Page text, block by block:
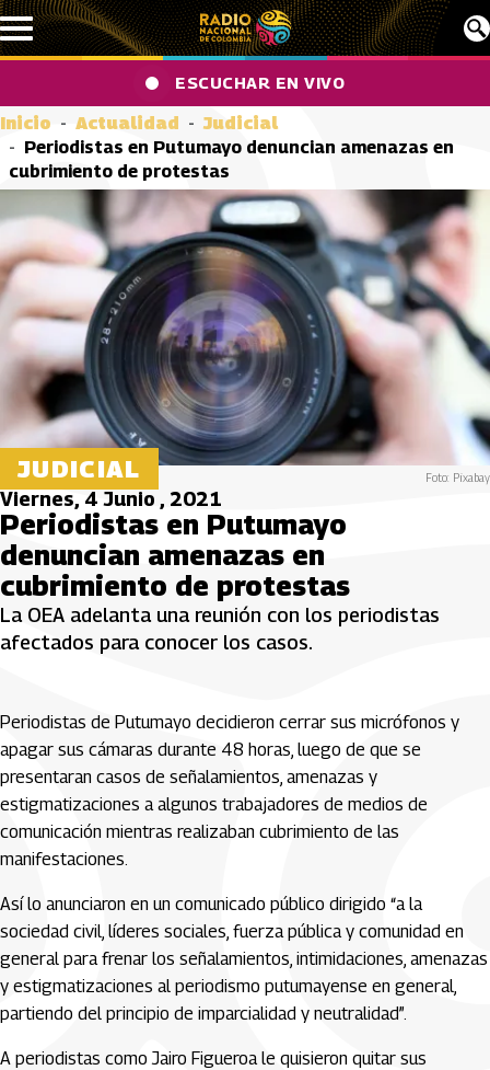
Pasar al contenido principal
ESCUCHAR EN VIVO
Inicio Actualidad
Judicial
Periodistas en Putumayo denuncian amenazas en
cubrimiento de protestas
JUDICIAL Foto: Pixabay
Viernes, 4 Junio , 2021
Periodistas en Putumayo
denuncian amenazas en
cubrimiento de protestas
La OEA adelanta una reunión con los periodistas
afectados para conocer los casos.
Periodistas de Putumayo decidieron cerrar sus micrófonos y
apagar sus cámaras durante 48 horas, luego de que se
presentaran casos de señalamientos, amenazas y
estigmatizaciones a algunos trabajadores de medios de
comunicación mientras realizaban cubrimiento de las
manifestaciones.
Así lo anunciaron en un comunicado público dirigido “a la
sociedad civil, líderes sociales, fuerza pública y comunidad en
general para frenar los señalamientos, intimidaciones, amenazas
y estigmatizaciones al periodismo putumayense en general,
partiendo del principio de imparcialidad y neutralidad”.
A periodistas como Jairo Figueroa le quisieron quitar sus